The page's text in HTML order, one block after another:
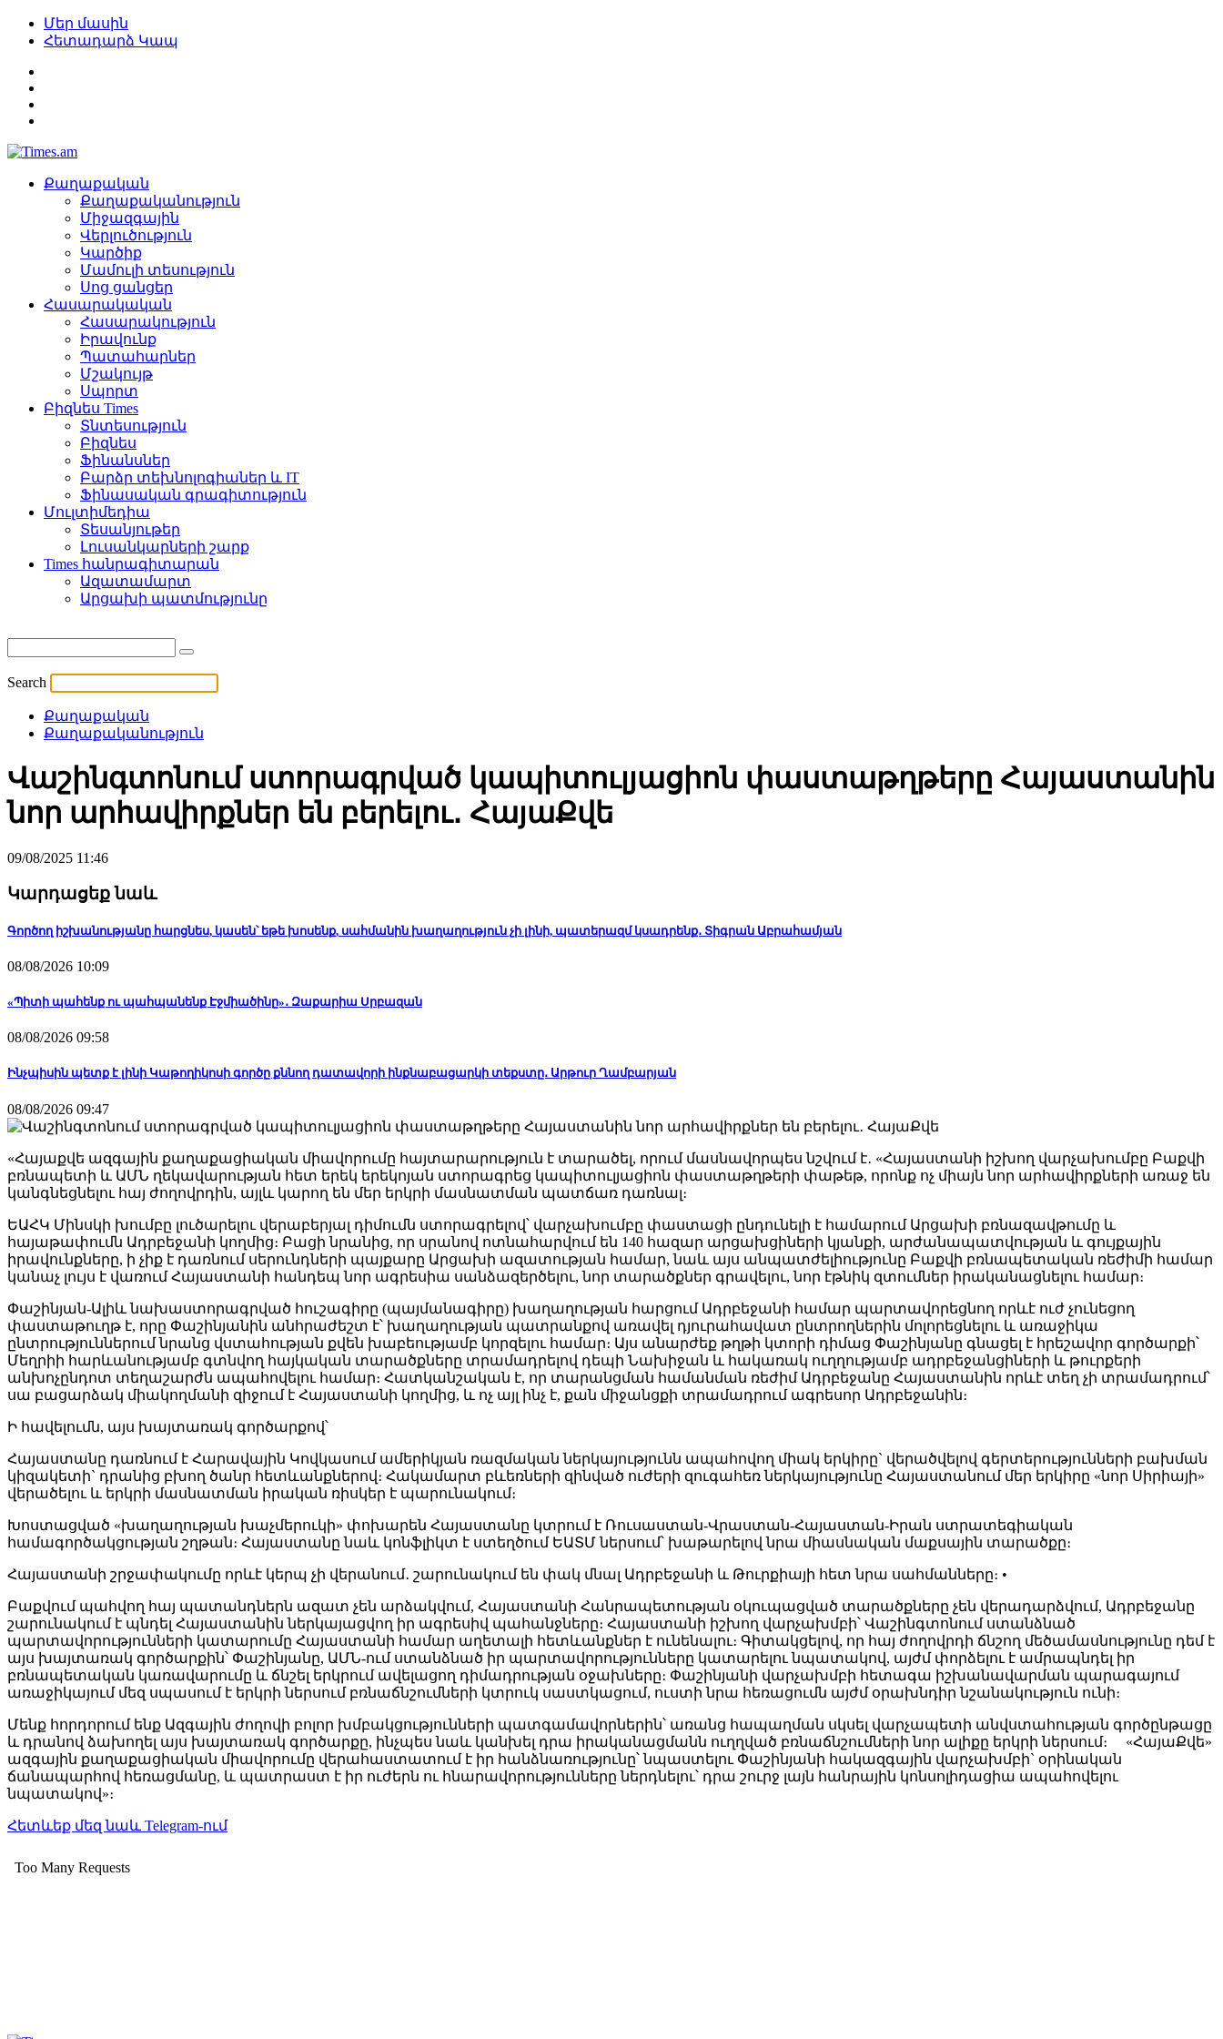
Մեր մասին
Հետադարձ Կապ
Քաղաքական
Քաղաքականություն
Միջազգային
Վերլուծություն
Կարծիք
Մամուլի տեսություն
Սոց ցանցեր
Հասարակական
Հասարակություն
Իրավունք
Պատահարներ
Մշակույթ
Սպորտ
Բիզնես Times
Տնտեսություն
Բիզնես
Ֆինանսներ
Բարձր տեխնոլոգիաներ և IT
Ֆինասական գրագիտություն
Մուլտիմեդիա
Տեսանյութեր
Լուսանկարների շարք
Times հանրագիտարան
Ազատամարտ
Արցախի պատմությունը
Search
Քաղաքական
Քաղաքականություն
Վաշինգտոնում ստորագրված կապիտուլյացիոն փաստաթղթերը Հայաստանին
նոր արհավիրքներ են բերելու․ ՀայաՔվե
09/08/2025 11:46
Կարդացեք նաև
Գործող իշխանությանը հարցնես, կասեն՝ եթե խոսենք, սահմանին խաղաղություն չի լինի, պատերազմ կսադրենք․ Տիգրան Աբրահամյան
08/08/2026 10:09
«Պիտի պահենք ու պահպանենք Էջմիածինը»․ Զաքարիա Սրբազան
08/08/2026 09:58
Ինչպիսին պետք է լինի Կաթողիկոսի գործը քննող դատավորի ինքնաբացարկի տեքստը․ Արթուր Ղամբարյան
08/08/2026 09:47
«Հայաքվե ազգային քաղաքացիական միավորումը հայտարարություն է տարածել, որում մասնավորպես նշվում է․ «Հայաստանի իշխող վարչախումբը Բաքվի
բռնապետի և ԱՄՆ ղեկավարության հետ երեկ երեկոյան ստորագրեց կապիտուլյացիոն փաստաթղթերի փաթեթ, որոնք ոչ միայն նոր արհավիրքների առաջ են
կանգնեցնելու հայ ժողովրդին, այլև կարող են մեր երկրի մասնատման պատճառ դառնալ։
ԵԱՀԿ Մինսկի խումբը լուծարելու վերաբերյալ դիմումն ստորագրելով՝ վարչախումբը փաստացի ընդունելի է համարում Արցախի բռնազավթումը և
հայաթափումն Ադրբեջանի կողմից։ Բացի նրանից, որ սրանով ոտնահարվում են 140 հազար արցախցիների կյանքի, արժանապատվության և գույքային
իրավունքները, ի չիք է դառնում սերունդների պայքարը Արցախի ազատության համար, նաև այս անպատժելիությունը Բաքվի բռնապետական ռեժիմի համար
կանաչ լույս է վառում Հայաստանի հանդեպ նոր ագրեսիա սանձազերծելու, նոր տարածքներ գրավելու, նոր էթնիկ զտումներ իրականացնելու համար։
Փաշինյան-Ալիև նախաստորագրված հուշագիրը (պայմանագիրը) խաղաղության հարցում Ադրբեջանի համար պարտավորեցնող որևէ ուժ չունեցող
փաստաթուղթ է, որը Փաշինյանին անհրաժեշտ է՝ խաղաղության պատրանքով առավել դյուրահավատ ընտրողներին մոլորեցնելու և առաջիկա
ընտրություններում նրանց վստահության քվեն խաբեությամբ կորզելու համար։ Այս անարժեք թղթի կտորի դիմաց Փաշինյանը գնացել է հրեշավոր գործարքի՝
Մեղրիի հարևանությամբ գտնվող հայկական տարածքները տրամադրելով դեպի Նախիջան և հակառակ ուղղությամբ ադրբեջանցիների և թուրքերի
անխոչընդոտ տեղաշարժն ապահովելու համար։ Հատկանշական է, որ տարանցման համանման ռեժիմ Ադրբեջանը Հայաստանին որևէ տեղ չի տրամադրում՝
սա բացարձակ միակողմանի զիջում է Հայաստանի կողմից, և ոչ այլ ինչ է, քան միջանցքի տրամադրում ագրեսոր Ադրբեջանին։
Ի հավելումն, այս խայտառակ գործարքով՝
Հայաստանը դառնում է Հարավային Կովկասում ամերիկյան ռազմական ներկայությունն ապահովող միակ երկիրը` վերածվելով գերտերությունների բախման
կիզակետի` դրանից բխող ծանր հետևանքներով։ Հակամարտ բևեռների զինված ուժերի զուգահեռ ներկայությունը Հայաստանում մեր երկիրը «նոր Սիրիայի»
վերածելու և երկրի մասնատման իրական ռիսկեր է պարունակում։
Խոստացված «խաղաղության խաչմերուկի» փոխարեն Հայաստանը կտրում է Ռուսաստան-Վրաստան-Հայաստան-Իրան ստրատեգիական
համագործակցության շղթան։ Հայաստանը նաև կոնֆլիկտ է ստեղծում ԵԱՏՄ ներսում՝ խաթարելով նրա միասնական մաքսային տարածքը։
Հայաստանի շրջափակումը որևէ կերպ չի վերանում․ շարունակում են փակ մնալ Ադրբեջանի և Թուրքիայի հետ նրա սահմանները։ •
Բաքվում պահվող հայ պատանդներն ազատ չեն արձակվում, Հայաստանի Հանրապետության օկուպացված տարածքները չեն վերադարձվում, Ադրբեջանը
շարունակում է պնդել Հայաստանին ներկայացվող իր ագրեսիվ պահանջները։ Հայաստանի իշխող վարչախմբի՝ Վաշինգտոնում ստանձնած
պարտավորությունների կատարումը Հայաստանի համար աղետալի հետևանքներ է ունենալու։ Գիտակցելով, որ հայ ժողովրդի ճնշող մեծամասնությունը դեմ է
այս խայտառակ գործարքին՝ Փաշինյանը, ԱՄՆ-ում ստանձնած իր պարտավորությունները կատարելու նպատակով, այժմ փորձելու է ամրապնդել իր
բռնապետական կառավարումը և ճնշել երկրում ավելացող դիմադրության օջախները։ Փաշինյանի վարչախմբի հետագա իշխանավարման պարագայում
առաջիկայում մեզ սպասում է երկրի ներսում բռնաճնշումների կտրուկ սաստկացում, ուստի նրա հեռացումն այժմ օրախնդիր նշանակություն ունի։
Մենք հորդորում ենք Ազգային ժողովի բոլոր խմբակցությունների պատգամավորներին՝ առանց հապաղման սկսել վարչապետի անվստահության գործընթացը
և դրանով ձախողել այս խայտառակ գործարքը, ինչպես նաև կանխել դրա իրականացմանն ուղղված բռնաճնշումների նոր ալիքը երկրի ներսում։ «ՀայաՔվե»
ազգային քաղաքացիական միավորումը վերահաստատում է իր հանձնառությունը՝ նպաստելու Փաշինյանի հակազգային վարչախմբի` օրինական
ճանապարհով հեռացմանը, և պատրաստ է իր ուժերն ու հնարավորությունները ներդնելու՝ դրա շուրջ լայն հանրային կոնսոլիդացիա ապահովելու
նպատակով»։
Հետևեք մեզ նաև Telegram-ում